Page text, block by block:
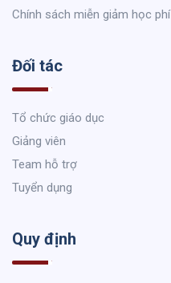
Chính sách miễn giảm học phí
Đối tác
Tổ chức giáo dục
Giảng viên
Team hỗ trợ
Tuyển dụng
Quy định